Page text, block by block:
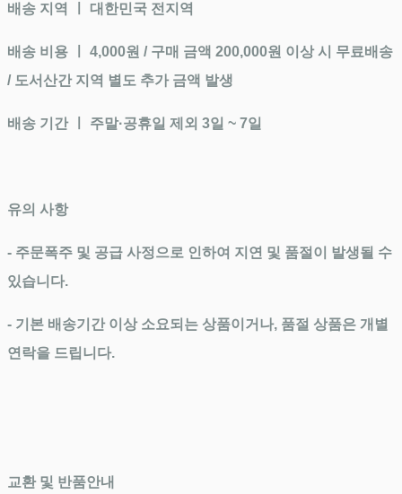
배송 지역 ㅣ 대한민국 전지역
배송 비용 ㅣ 4,000원 / 구매 금액 200,000원 이상 시 무료배송
/ 도서산간 지역 별도 추가 금액 발생
배송 기간 ㅣ 주말·공휴일 제외 3일 ~ 7일
유의 사항
- 주문폭주 및 공급 사정으로 인하여 지연 및 품절이 발생될 수
있습니다.
- 기본 배송기간 이상 소요되는 상품이거나, 품절 상품은 개별
연락을 드립니다.
교환 및 반품안내